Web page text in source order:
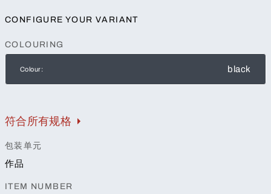
CONFIGURE YOUR VARIANT
COLOURING
Colour: black
符合所有规格
包装单元
作品
ITEM NUMBER